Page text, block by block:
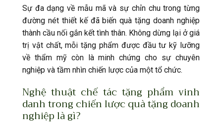
Sự đa dạng về mẫu mã và sự chỉn chu trong từng
đường nét thiết kế đã biến quà tặng doanh nghiệp
thành cầu nối gắn kết tình thân. Không dừng lại ở giá
trị vật chất, mỗi tặng phẩm được đầu tư kỹ lưỡng
về thẩm mỹ còn là minh chứng cho sự chuyên
nghiệp và tầm nhìn chiến lược của một tổ chức.
Nghệ thuật chế tác tặng phẩm vinh
danh trong chiến lược quà tặng doanh
nghiệp là gì?